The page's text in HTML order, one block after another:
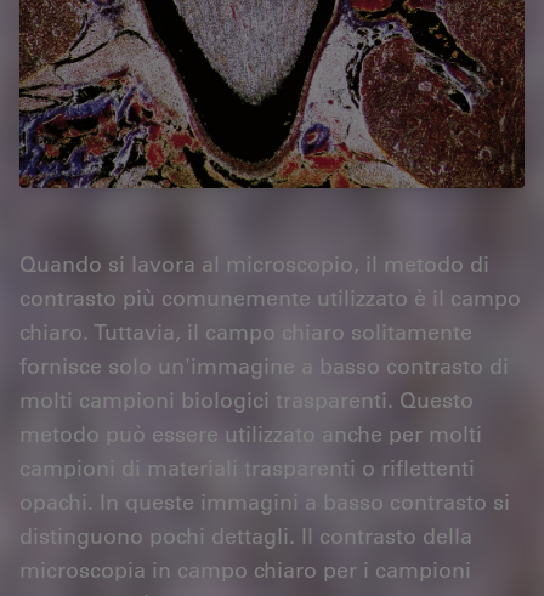
Quando si lavora al microscopio, il metodo di
contrasto più comunemente utilizzato è il campo
chiaro. Tuttavia, il campo chiaro solitamente
fornisce solo un'immagine a basso contrasto di
molti campioni biologici trasparenti. Questo
metodo può essere utilizzato anche per molti
campioni di materiali trasparenti o riflettenti
opachi. In queste immagini a basso contrasto si
distinguono pochi dettagli. Il contrasto della
microscopia in campo chiaro per i campioni